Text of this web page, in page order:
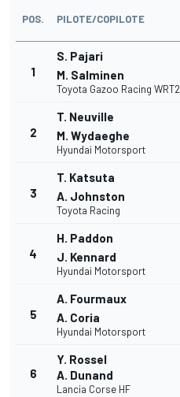
POS. PILOTE/COPILOTE
1
S. Pajari
M. Salminen
Toyota Gazoo Racing WRT2
2
T. Neuville
M. Wydaeghe
Hyundai Motorsport
3
T. Katsuta
A. Johnston
Toyota Racing
4
H. Paddon
J. Kennard
Hyundai Motorsport
5
A. Fourmaux
A. Coria
Hyundai Motorsport
6
Y. Rossel
A. Dunand
Lancia Corse HF